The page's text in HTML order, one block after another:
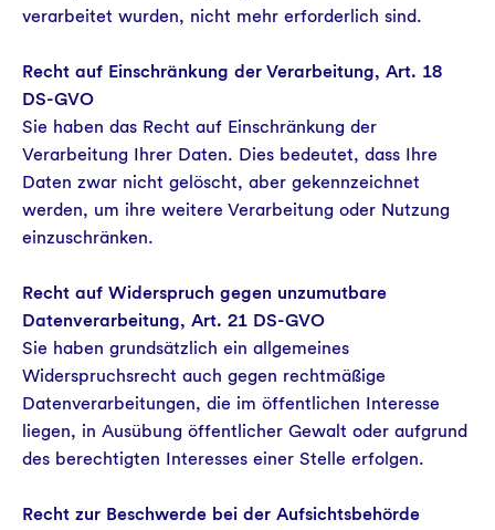
verarbeitet wurden, nicht mehr erforderlich sind.
Recht auf Einschränkung der Verarbeitung, Art. 18
DS-GVO
Sie haben das Recht auf Einschränkung der
Verarbeitung Ihrer Daten. Dies bedeutet, dass Ihre
Daten zwar nicht gelöscht, aber gekennzeichnet
werden, um ihre weitere Verarbeitung oder Nutzung
einzuschränken.
Recht auf Widerspruch gegen unzumutbare
Datenverarbeitung, Art. 21 DS-GVO
Sie haben grundsätzlich ein allgemeines
Widerspruchsrecht auch gegen rechtmäßige
Datenverarbeitungen, die im öffentlichen Interesse
liegen, in Ausübung öffentlicher Gewalt oder aufgrund
des berechtigten Interesses einer Stelle erfolgen.
Recht zur Beschwerde bei der Aufsichtsbehörde